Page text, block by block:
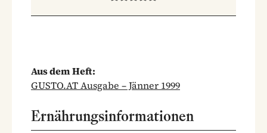
Aus dem Heft:
GUSTO.AT Ausgabe – Jänner 1999
Ernährungsinformationen